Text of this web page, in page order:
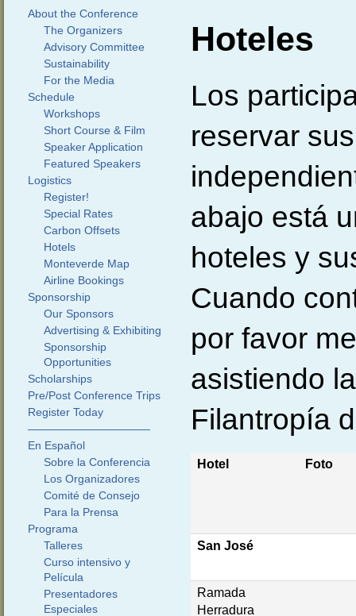
About the Conference
The Organizers
Advisory Committee
Sustainability
For the Media
Schedule
Workshops
Short Course & Film
Speaker Application
Featured Speakers
Logistics
Register!
Special Rates
Carbon Offsets
Hotels
Monteverde Map
Airline Bookings
Sponsorship
Our Sponsors
Advertising & Exhibiting
Sponsorship
Opportunities
Scholarships
Pre/Post Conference Trips
Register Today
———————————
En Español
Sobre la Conferencia
Los Organizadores
Comité de Consejo
Para la Prensa
Programa
Talleres
Curso intensivo y
Película
Presentadores
Especiales
Hoteles
Los
reservar
abajo está
hoteles y
Cuando
por favor
asistiendo
Filantropía
Hotel Foto
San José
Ramada
Herradura